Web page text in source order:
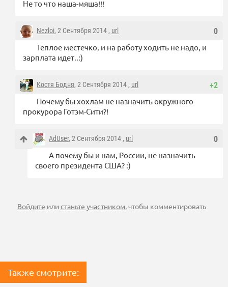
Не то что наша-мяша!!!
0
Nezloi, 2 Сентября 2014 , url
Теплое местечко, и на работу ходить не надо, и
зарплата идет..:)
+2
Костя Бодня, 2 Сентября 2014 , url
Почему бы хохлам не назначить окружного
прокурора Готэм-Сити?!
0
AdUser, 2 Сентября 2014 , url
А почему бы и нам, России, не назначить
своего президента США? :)
Войдите илистаньте участником, чтобы комментировать
Также смотрите: